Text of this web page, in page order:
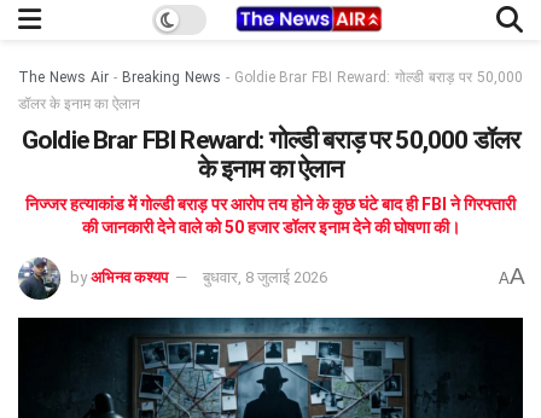
The News Air- Breaking News - Goldie Brar FBI Reward: गोल्डी बराड़ पर 50,000
डॉलर के इनाम का ऐलान
Goldie Brar FBI Reward: गोल्डी बराड़ पर 50,000 डॉलर
के इनाम का ऐलान
निज्जर हत्याकांड में गोल्डी बराड़ पर आरोप तय होने के कुछ घंटे बाद ही FBI ने गिरफ्तारी
की जानकारी देने वाले को 50 हजार डॉलर इनाम देने की घोषणा की।
by अभिनव कश्यप बुधवार, 8 जुलाई 2026 AA